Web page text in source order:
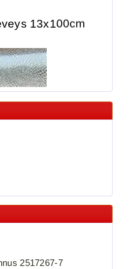
13x100cm
Black Nickel
N.2
2517267-7